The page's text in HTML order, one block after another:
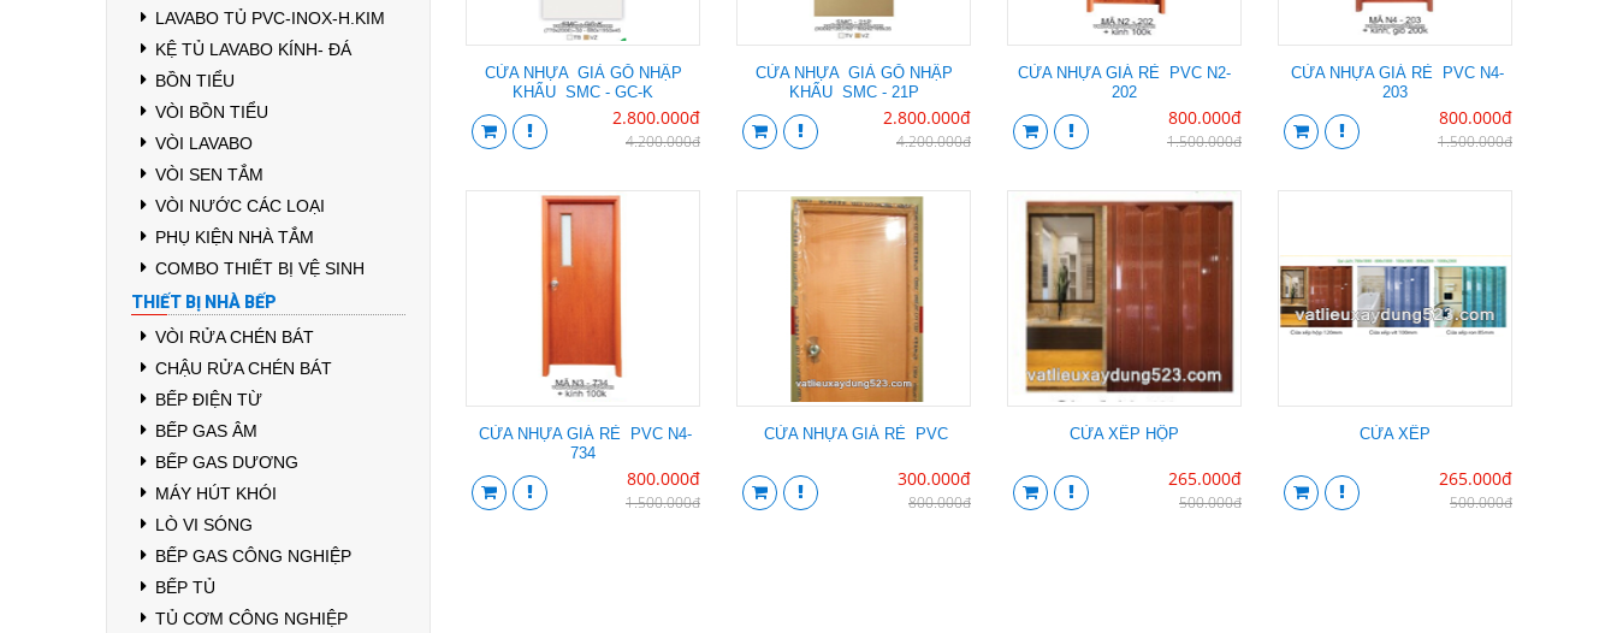
LAVABO TỦ PVC-INOX-H.KIM
KỆ TỦ LAVABO KÍNH- ĐÁ
BỒN TIỂU
VÒI BỒN TIỂU
VÒI LAVABO
VÒI SEN TẮM
VÒI NƯỚC CÁC LOẠI
PHỤ KIỆN NHÀ TẮM
COMBO THIẾT BỊ VỆ SINH
THIẾT BỊ NHÀ BẾP
VÒI RỬA CHÉN BÁT
CHẬU RỬA CHÉN BÁT
BẾP ĐIỆN TỪ
BẾP GAS ÂM
BẾP GAS DƯƠNG
MÁY HÚT KHÓI
LÒ VI SÓNG
BẾP GAS CÔNG NGHIỆP
BẾP TỦ
TỦ CƠM CÔNG NGHIỆP
CỬA NHỰA GIẢ GỖ NHẬP
KHẨU SMC - GC-K
2.800.000đ
4.200.000đ
CỬA NHỰA GIẢ GỖ NHẬP
KHẨU SMC - 21P
2.800.000đ
4.200.000đ
CỬA NHỰA GIÁ RẺ PVC N2-
202
800.000đ
1.500.000đ
CỬA NHỰA GIÁ RẺ PVC N4-
203
800.000đ
1.500.000đ
CỬA NHỰA GIÁ RẺ PVC N4-
734
800.000đ
1.500.000đ
CỬA NHỰA GIÁ RẺ PVC
300.000đ
800.000đ
CỬA XẾP HỘP
265.000đ
500.000đ
CỬA XẾP
265.000đ
500.000đ